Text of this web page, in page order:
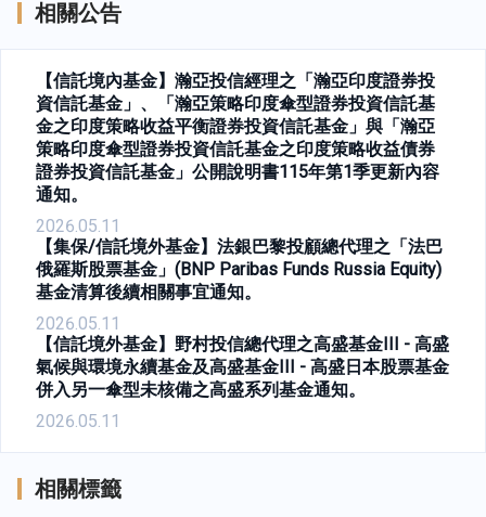
相關公告
【信託境內基金】瀚亞投信經理之「瀚亞印度證券投
資信託基金」、「瀚亞策略印度傘型證券投資信託基
金之印度策略收益平衡證券投資信託基金」與「瀚亞
策略印度傘型證券投資信託基金之印度策略收益債券
證券投資信託基金」公開說明書115年第1季更新內容
通知。
2026.05.11
【集保/信託境外基金】法銀巴黎投顧總代理之「法巴
俄羅斯股票基金」(BNP Paribas Funds Russia Equity)
基金清算後續相關事宜通知。
2026.05.11
【信託境外基金】野村投信總代理之高盛基金III - 高盛
氣候與環境永續基金及高盛基金III - 高盛日本股票基金
併入另一傘型未核備之高盛系列基金通知。
2026.05.11
相關標籤